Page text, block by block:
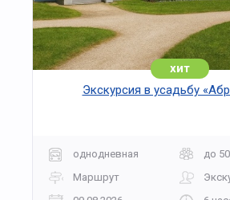
хит
Экскурсия в усадьбу
однодневная
до
Маршрут